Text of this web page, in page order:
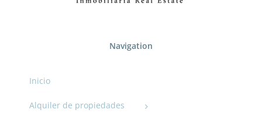
Navigation
Inicio
Alquiler de propiedades